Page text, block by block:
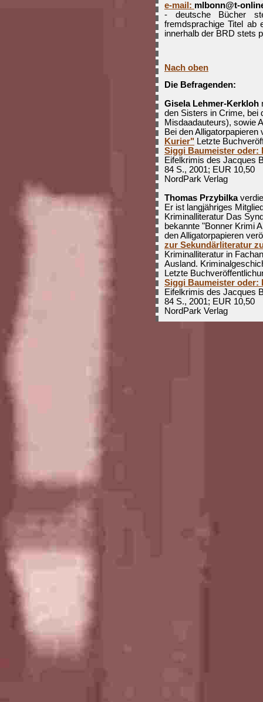
e-mail: mlbonn@t-
- deutsche Bücher
fremdsprachige Titel ab
innerhalb der BRD stets
Nach oben
Die Befragenden:
Gisela Lehmer-Kerkloh
den Sisters in Crime, bei
Misdaadauteurs), sowie
Bei den
Kurier" Letzte
Siggi Baumeister oder:
Eifelkrimis des Jacques
84 S., 2001; EUR 10,50
NordPark Verlag
Thomas Przybilka
Er ist langjähriges
Kriminalliteratur Das
bekannte "Bonner Krimi
den Alligatorpapieren
zur Sekundärliteratur
Kriminalliteratur in
Ausland.
Letzte
Siggi Baumeister oder:
Eifelkrimis des Jacques
84 S., 2001; EUR 10,50
NordPark Verlag